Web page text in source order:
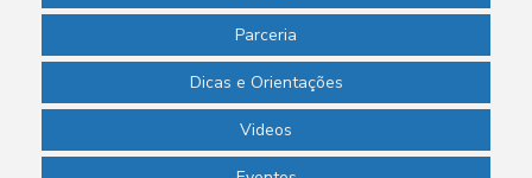
Parceria
Dicas e Orientações
Videos